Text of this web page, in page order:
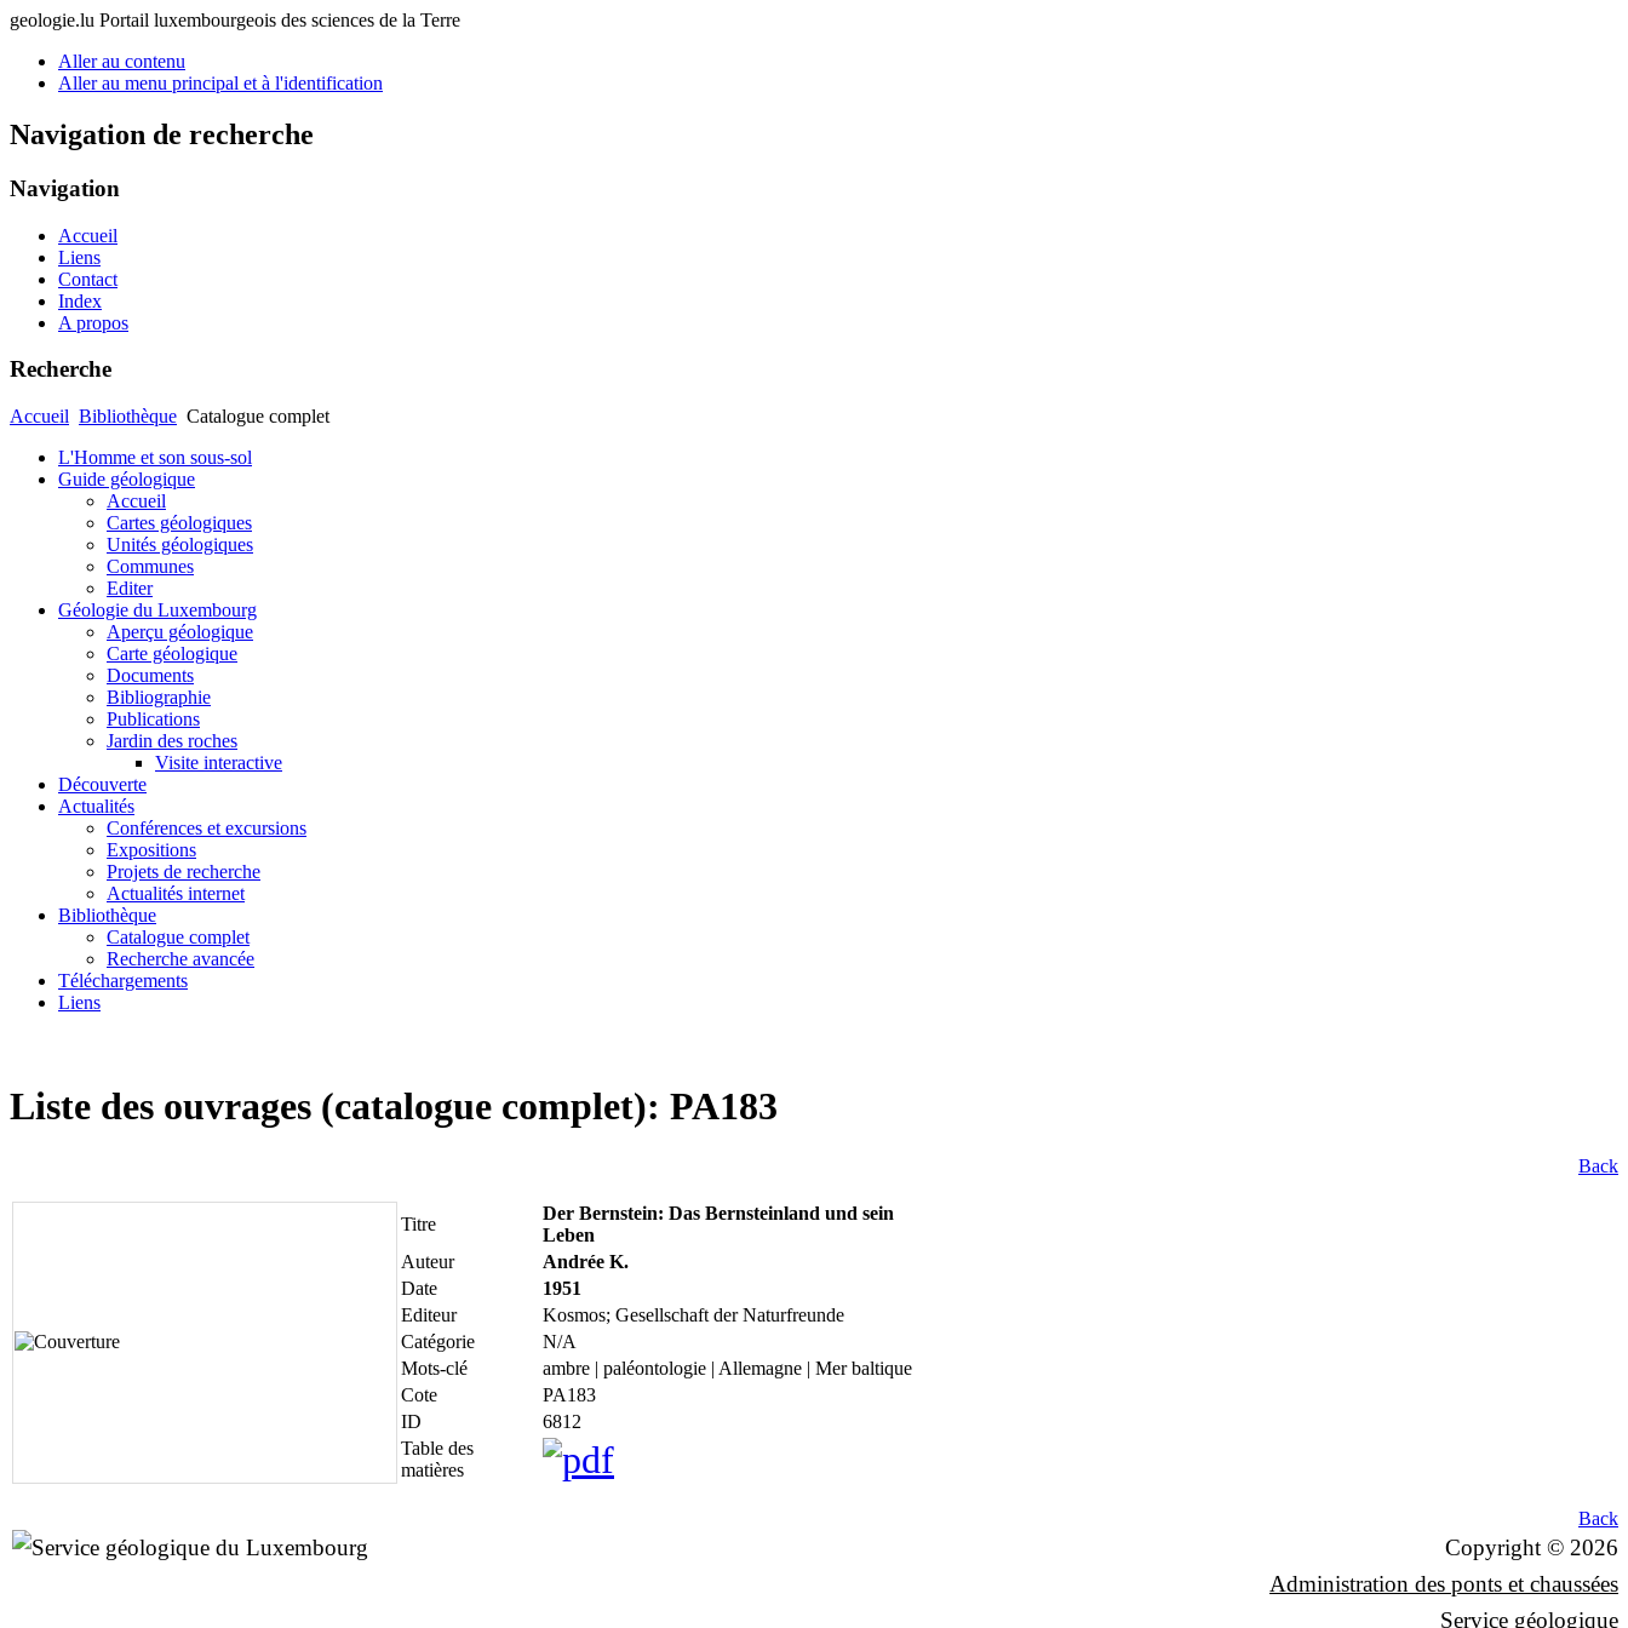
geologie.lu Portail luxembourgeois des sciences de la Terre
Aller au contenu
Aller au menu principal et à l'identification
Navigation de recherche
Navigation
Accueil
Liens
Contact
Index
A propos
Recherche
Accueil Bibliothèque Catalogue complet
L'Homme et son sous-sol
Guide géologique
Accueil
Cartes géologiques
Unités géologiques
Communes
Editer
Géologie du Luxembourg
Aperçu géologique
Carte géologique
Documents
Bibliographie
Publications
Jardin des roches
Visite interactive
Découverte
Actualités
Conférences et excursions
Expositions
Projets de recherche
Actualités internet
Bibliothèque
Catalogue complet
Recherche avancée
Téléchargements
Liens
Liste des ouvrages (catalogue complet): PA183
Back
Titre
Der Bernstein: Das Bernsteinland und sein
Leben
Auteur
Andrée K.
Date
1951
Editeur
Kosmos; Gesellschaft der Naturfreunde
Catégorie
N/A
Mots-clé
ambre | paléontologie | Allemagne | Mer baltique
Cote
PA183
ID
6812
Table des
matières
Back
Copyright © 2026
Administration des ponts et chaussées
Service géologique